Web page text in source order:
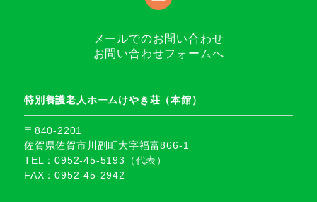
メールでのお問い合わせ
お問い合わせフォームへ
特別養護老人ホームけやき荘（本館）
〒840-2201
佐賀県佐賀市川副町大字福富866-1
TEL：0952-45-5193（代表）
FAX：0952-45-2942